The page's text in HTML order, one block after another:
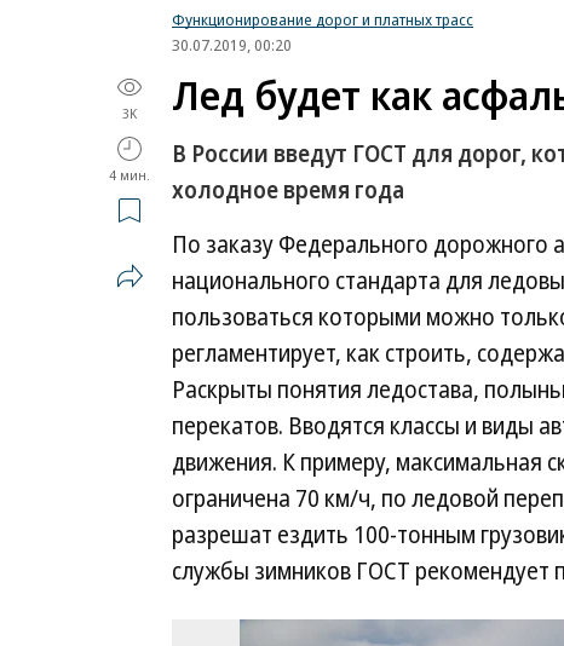
Функционирование дорог и платных трасс
30.07.2019, 00:20
3K
4 мин.
Лед будет как
В России введут ГОСТ для дорог,
холодное время года
По заказу Федерального дорожного
национального стандарта для
пользоваться которыми можно
регламентирует, как строить,
Раскрыты понятия ледостава,
перекатов. Вводятся классы и виды
движения. К примеру, максимальная
ограничена 70 км/ч, по ледовой
разрешат ездить 100-тонным
службы зимников ГОСТ рекомендует